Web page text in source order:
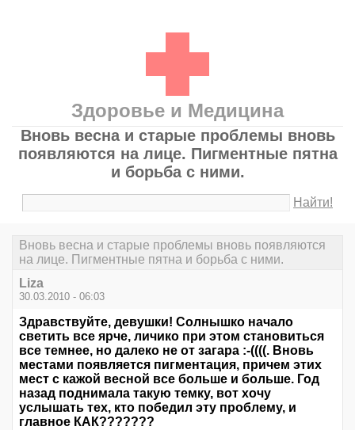
Здоровье и Медицина
Вновь весна и старые проблемы вновь
появляются на лице. Пигментные пятна
и борьба с ними.
Найти!
Вновь весна и старые проблемы вновь появляются
на лице. Пигментные пятна и борьба с ними.
Liza
30.03.2010 - 06:03
Здравствуйте, девушки! Солнышко начало
светить все ярче, личико при этом становиться
все темнее, но далеко не от загара :-((((. Вновь
местами появляется пигментация, причем этих
мест с кажой весной все больше и больше. Год
назад поднимала такую темку, вот хочу
услышать тех, кто победил эту проблему, и
главное КАК???????